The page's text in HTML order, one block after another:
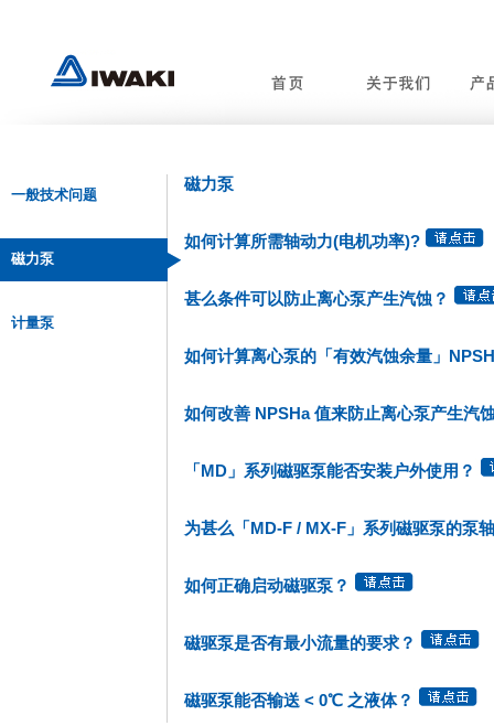
磁力泵
如何计算所需轴动力(电机功率)?
甚么条件可以防止离心泵产生汽蚀？
如何计算离心泵的「有效汽蚀余量」
如何改善 NPSHa 值来防止离心泵产生汽
「MD」系列磁驱泵能否安装户外使用？
为甚么「MD-F / MX-F」系列磁驱泵的泵
如何正确启动磁驱泵？
磁驱泵是否有最小流量的要求？
磁驱泵能否输送 < 0℃ 之液体？
一般技术问题
磁力泵
计量泵